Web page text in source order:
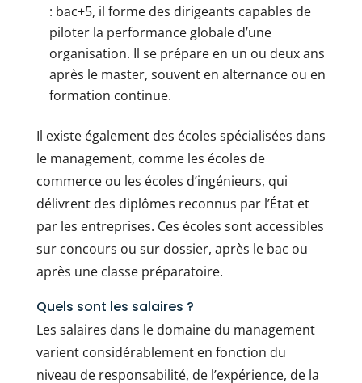
: bac+5, il forme des dirigeants capables de
piloter la performance globale d’une
organisation. Il se prépare en un ou deux ans
après le master, souvent en alternance ou en
formation continue.
Il existe également des écoles spécialisées dans
le management, comme les écoles de
commerce ou les écoles d’ingénieurs, qui
délivrent des diplômes reconnus par l’État et
par les entreprises. Ces écoles sont accessibles
sur concours ou sur dossier, après le bac ou
après une classe préparatoire.
Quels sont les salaires ?
Les salaires dans le domaine du management
varient considérablement en fonction du
niveau de responsabilité, de l’expérience, de la